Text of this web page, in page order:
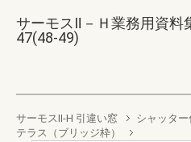
サーモスⅡ－Ｈ業務用資料
47(48-49)
サーモスII-H 引違い窓 シャッター
テラス（ブリッジ枠）